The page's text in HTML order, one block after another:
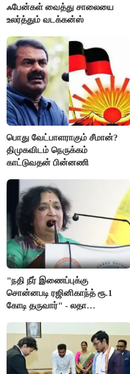
ஃபேன்கள் வைத்து சாலையை
உலர்த்தும் வடக்கன்ஸ்
பொது வேட்பாளராகும் சீமான்?
திமுகவிடம் நெருக்கம்
காட்டுவதன் பின்னணி
"நதி நீர் இணைப்புக்கு
சொன்னபடி ரஜினிகாந்த் ரூ.1
கோடி தருவார்" - லதா